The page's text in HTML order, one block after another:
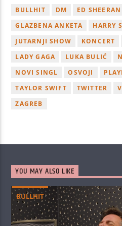
BULLHIT DM ED SHEERAN
GLAZBENA ANKETA
HARRY
JUTARNJI SHOW
KONCERT
LADY GAGA
LUKA BULIĆ
NOVI SINGL
OSVOJI
TAYLOR SWIFT
TWITTER
ZAGREB
YOU MAY ALSO LIKE
BULLHIT